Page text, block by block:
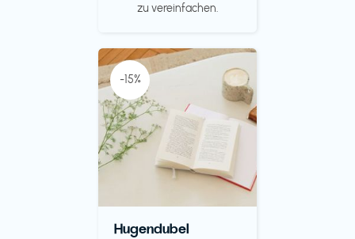
zu vereinfachen.
-15%
Hugendubel